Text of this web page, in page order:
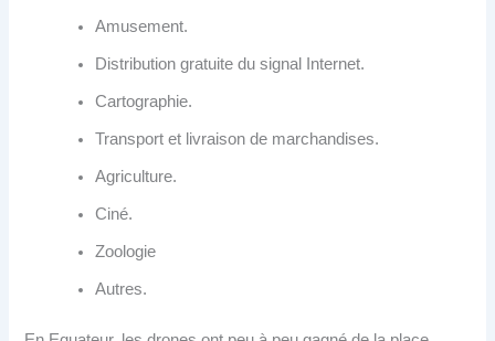
Amusement.
Distribution gratuite du signal Internet.
Cartographie.
Transport et livraison de marchandises.
Agriculture.
Ciné.
Zoologie
Autres.